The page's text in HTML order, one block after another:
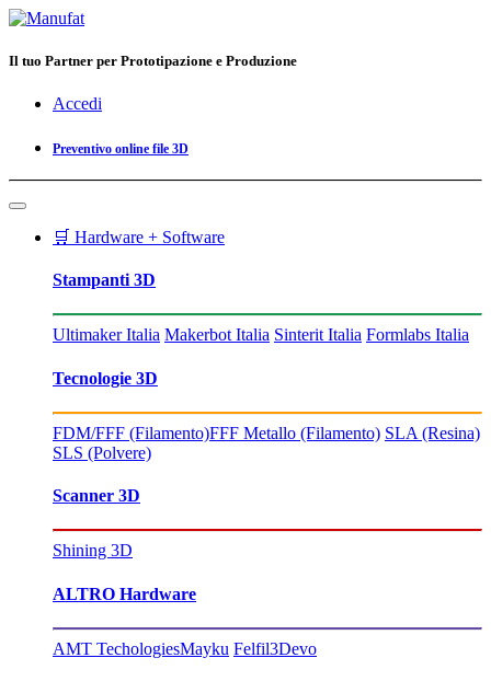
Il tuo Partner per Prototipazione e Produzione
Accedi
Preventivo online file 3D
🛒 Hardware + Software
Stampanti 3D
Ultimaker Italia Makerbot Italia Sinterit Italia Formlabs Italia
Tecnologie 3D
FDM/FFF (Filamento)FFF Metallo (Filamento) SLA (Resina)
SLS (Polvere)
Scanner 3D
Shining 3D
ALTRO Hardware
AMT TechologiesMayku Felfil3Devo